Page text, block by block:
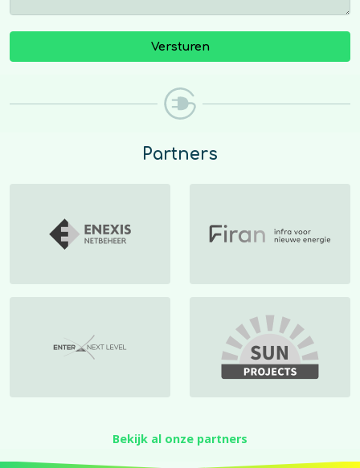
Versturen
Partners
Bekijk al onze partners